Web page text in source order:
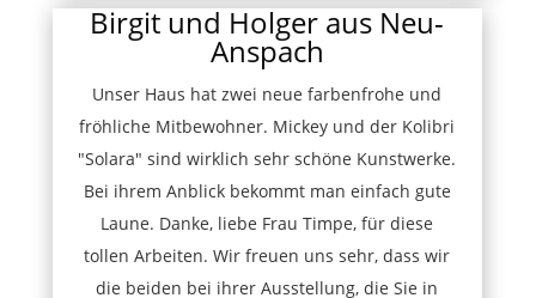
Birgit und Holger aus Neu-
Anspach
Unser Haus hat zwei neue farbenfrohe und
fröhliche Mitbewohner. Mickey und der Kolibri
"Solara" sind wirklich sehr schöne Kunstwerke.
Bei ihrem Anblick bekommt man einfach gute
Laune. Danke, liebe Frau Timpe, für diese
tollen Arbeiten. Wir freuen uns sehr, dass wir
die beiden bei ihrer Ausstellung, die Sie in